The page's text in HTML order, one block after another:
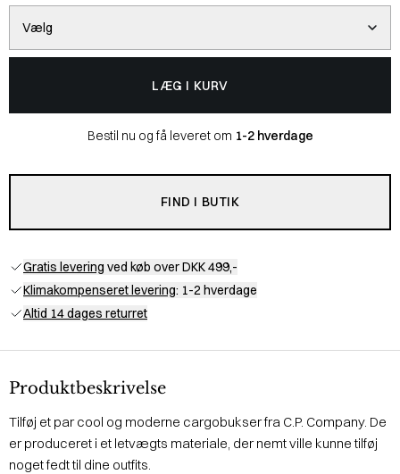
Vælg
LÆG I KURV
Bestil nu og få leveret om 1-2 hverdage
FIND I BUTIK
Gratis levering ved køb over DKK 499,-
Klimakompenseret levering: 1-2 hverdage
Altid 14 dages returret
Produktbeskrivelse
Tilføj et par cool og moderne cargobukser fra C.P. Company. De
er produceret i et letvægts materiale, der nemt ville kunne tilføj
noget fedt til dine outfits.